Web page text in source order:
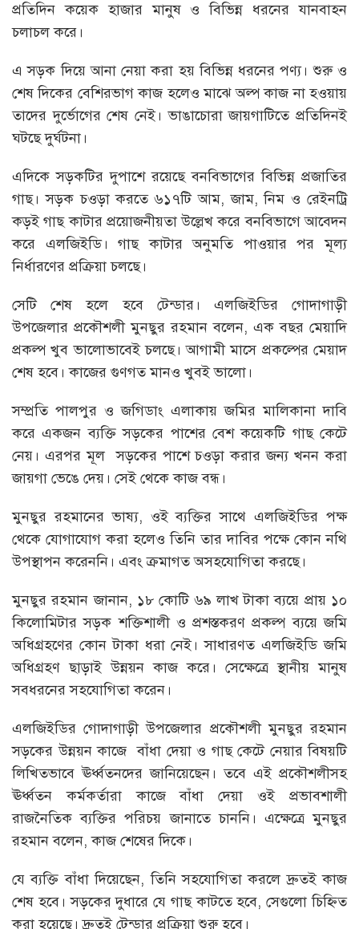
প্রতিদিন কয়েক হাজার মানুষ ও বিভিন্ন ধরনের যানবাহন
চলাচল করে।
এ সড়ক দিয়ে আনা নেয়া করা হয় বিভিন্ন ধরনের পণ্য। শুরু ও
শেষ দিকের বেশিরভাগ কাজ হলেও মাঝে অল্প কাজ না হওয়ায়
তাদের দুর্ভোগের শেষ নেই। ভাঙাচোরা জায়গাটিতে প্রতিদিনই
ঘটছে দুর্ঘটনা।
এদিকে সড়কটির দুপাশে রয়েছে বনবিভাগের বিভিন্ন প্রজাতির
গাছ। সড়ক চওড়া করতে ৬১৭টি আম, জাম, নিম ও রেইনট্রি
কড়ই গাছ কাটার প্রয়োজনীয়তা উল্লেখ করে বনবিভাগে আবেদন
করে এলজিইডি। গাছ কাটার অনুমতি পাওয়ার পর মূল্য
নির্ধারণের প্রক্রিয়া চলছে।
সেটি শেষ হলে হবে টেন্ডার। এলজিইডির গোদাগাড়ী
উপজেলার প্রকৌশলী মুনছুর রহমান বলেন, এক বছর মেয়াদি
প্রকল্প খুব ভালোভাবেই চলছে। আগামী মাসে প্রকল্পের মেয়াদ
শেষ হবে। কাজের গুণগত মানও খুবই ভালো।
সম্প্রতি পালপুর ও জগিডাং এলাকায় জমির মালিকানা দাবি
করে একজন ব্যক্তি সড়কের পাশের বেশ কয়েকটি গাছ কেটে
নেয়। এরপর মূল সড়কের পাশে চওড়া করার জন্য খনন করা
জায়গা ভেঙে দেয়। সেই থেকে কাজ বন্ধ।
মুনছুর রহমানের ভাষ্য, ওই ব্যক্তির সাথে এলজিইডির পক্ষ
থেকে যোগাযোগ করা হলেও তিনি তার দাবির পক্ষে কোন নথি
উপস্থাপন করেননি। এবং ক্রমাগত অসহযোগিতা করছে।
মুনছুর রহমান জানান, ১৮ কোটি ৬৯ লাখ টাকা ব্যয়ে প্রায় ১০
কিলোমিটার সড়ক শক্তিশালী ও প্রশস্তকরণ প্রকল্প ব্যয়ে জমি
অধিগ্রহণের কোন টাকা ধরা নেই। সাধারণত এলজিইডি জমি
অধিগ্রহণ ছাড়াই উন্নয়ন কাজ করে। সেক্ষেত্রে স্থানীয় মানুষ
সবধরনের সহযোগিতা করেন।
এলজিইডির গোদাগাড়ী উপজেলার প্রকৌশলী মুনছুর রহমান
সড়কের উন্নয়ন কাজে বাঁধা দেয়া ও গাছ কেটে নেয়ার বিষয়টি
লিখিতভাবে ঊর্ধ্বতনদের জানিয়েছেন। তবে এই প্রকৌশলীসহ
ঊর্ধ্বতন কর্মকর্তারা কাজে বাঁধা দেয়া ওই প্রভাবশালী
রাজনৈতিক ব্যক্তির পরিচয় জানাতে চাননি। এক্ষেত্রে মুনছুর
রহমান বলেন, কাজ শেষের দিকে।
যে ব্যক্তি বাঁধা দিয়েছেন, তিনি সহযোগিতা করলে দ্রুতই কাজ
শেষ হবে। সড়কের দুধারে যে গাছ কাটতে হবে, সেগুলো চিহ্নিত
করা হয়েছে। দ্রুতই টেন্ডার প্রক্রিয়া শুরু হবে।